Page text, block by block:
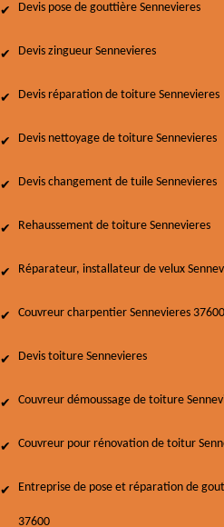
Devis pose de gouttière Sennevieres
Devis zingueur Sennevieres
Devis réparation de toiture Sennevieres
Devis nettoyage de toiture Sennevieres
Devis changement de tuile Sennevieres
Rehaussement de toiture Sennevieres
Réparateur, installateur de velux
Couvreur charpentier Sennevieres 37600
Devis toiture Sennevieres
Couvreur démoussage de toiture
Couvreur pour rénovation de toitur
Entreprise de pose et réparation de
37600